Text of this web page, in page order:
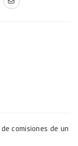
comisiones de un